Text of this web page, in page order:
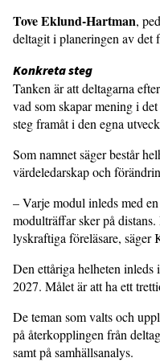
Tove Eklund-Hartman,
deltagit i planeringen av det
Konkreta steg
Tanken är att deltagarna
vad som skapar mening i
steg framåt i den egna
Som namnet säger består
värdeledarskap och
– Varje modul inleds med
modul­träffar sker på
lyskraftiga föreläsare, säger
Den ettåriga helheten inleds
2027. Målet är att ha ett
De teman som valts och
på åter­kopplingen från
samt på sam­hällsanalys.